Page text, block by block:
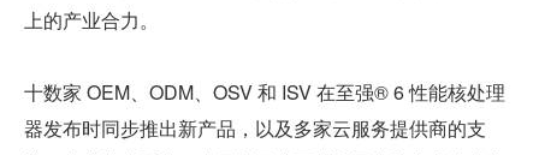
上的产业合力。
十数家 OEM、ODM、OSV 和 ISV 在至强® 6 性能核处理
器发布时同步推出新产品，以及多家云服务提供商的支